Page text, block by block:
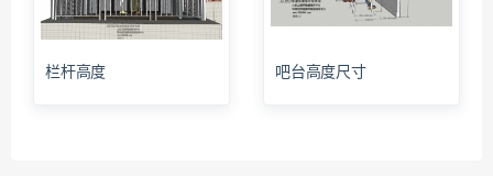
栏杆高度 吧台高度尺寸